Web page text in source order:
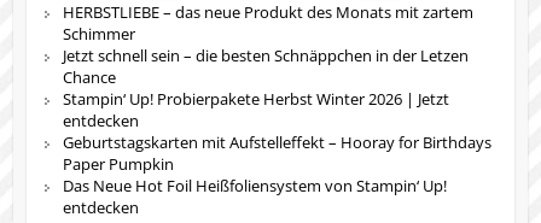
HERBSTLIEBE – das neue Produkt des Monats mit zartem
Schimmer
Jetzt schnell sein – die besten Schnäppchen in der Letzen
Chance
Stampin‘ Up! Probierpakete Herbst Winter 2026 | Jetzt
entdecken
Geburtstagskarten mit Aufstelleffekt – Hooray for Birthdays
Paper Pumpkin
Das Neue Hot Foil Heißfoliensystem von Stampin‘ Up!
entdecken